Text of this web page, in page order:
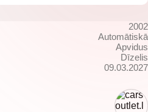
2002
Automātiskā
Apvidus
Dīzelis
09.03.2027